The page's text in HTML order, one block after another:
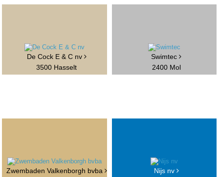
De Cock E & C nv
3500 Hasselt
Swimtec
2400 Mol
Zwembaden Valkenborgh bvba
Nijs nv